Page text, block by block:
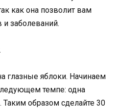
как она позволит вам
и заболеваний.
глазные яблоки. Начинаем
темпе: одна
образом сделайте 30